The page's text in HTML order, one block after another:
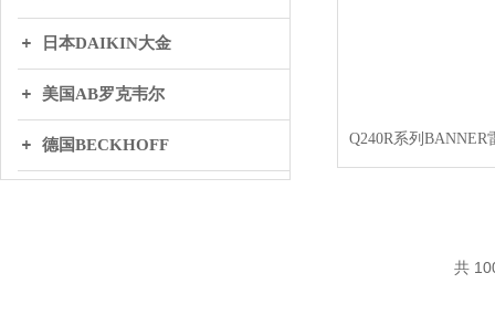
日本DAIKIN大金
美国AB罗克韦尔
德国BECKHOFF
共